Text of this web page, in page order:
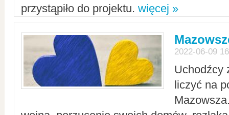
przystąpiło do projektu. więcej »
2022-06-09
Uchodźcy
liczyć na